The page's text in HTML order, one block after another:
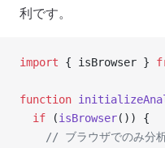
利です。
import { isBrowser }
function
  if
(isBrowser()) {
// ブラウザでのみ分